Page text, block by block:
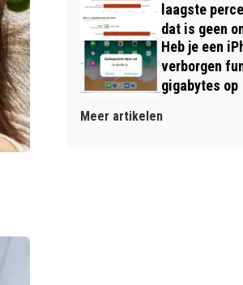
laagste
dat is geen
Heb je een
verborgen
gigabytes op
Meer artikelen